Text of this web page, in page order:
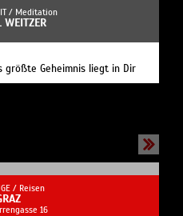
/Reisen
Alt und Neu.
/Kirche
GRAZ
9